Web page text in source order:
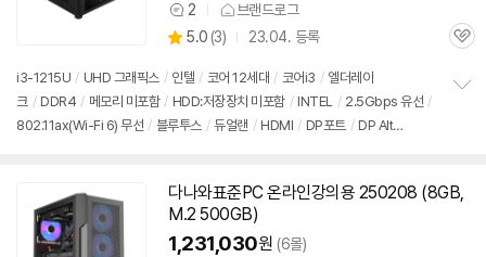
상
품
견
2 브랜드로그
별
점
5.0 (상
리
뷰
3) 23.04. 등록
관
i3-1215U / UHD 그래픽스 / 인텔 / 코어 12세대 / 코어i3 / 엘더레이
크 / DDR4 / 메모리 미포함 / HDD:저장장치 미포함 / INTEL / 2.5Gbps 유선 /
802.11ax(Wi-Fi 6) 무선 / 블루투스 / 듀얼랜 / HDMI / DP포트 / DP Alt
다나와표준PC 온라인강의용 250208 (8GB,
M.2 500GB)
1,231,030원 (6몰)